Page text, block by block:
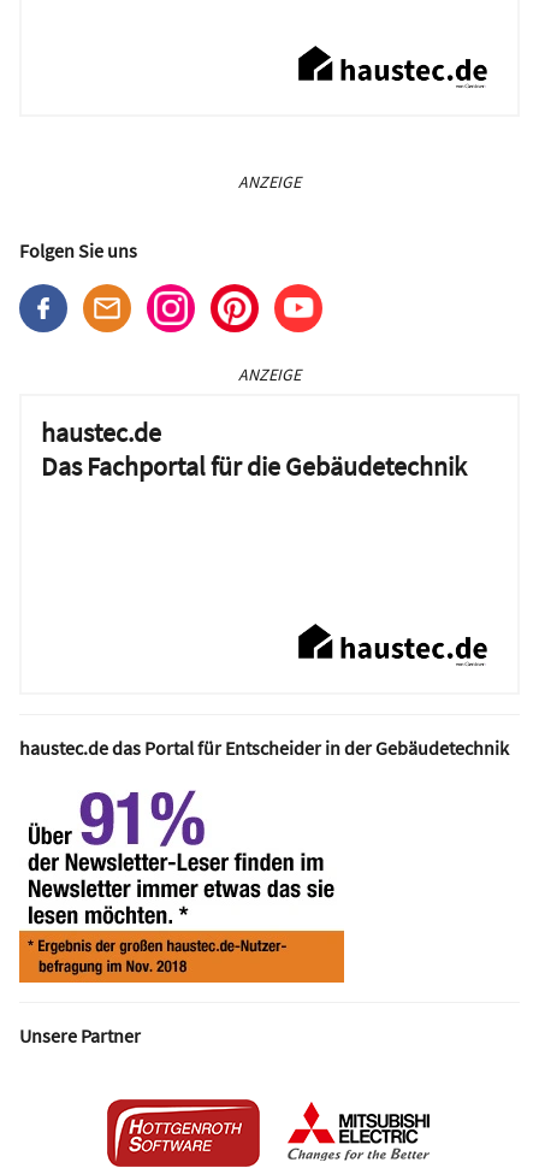
ANZEIGE
Folgen Sie uns
ANZEIGE
haustec.de
Das Fachportal für die Gebäudetechnik
haustec.de das Portal für Entscheider in der Gebäudetechnik
Unsere Partner